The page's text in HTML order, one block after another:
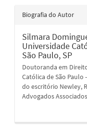
Biografia do Autor
Silmara
Universidade
São Paulo, SP
Doutoranda em
Católica de São Paulo -
do escritório Newley,
Advogados Associados